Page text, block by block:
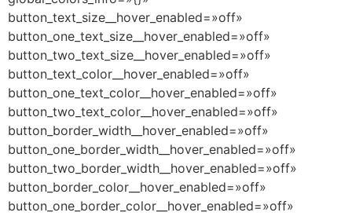
button_text_size__hover_enabled=»off»
button_one_text_size__hover_enabled=»off»
button_two_text_size__hover_enabled=»off»
button_text_color__hover_enabled=»off»
button_one_text_color__hover_enabled=»off»
button_two_text_color__hover_enabled=»off»
button_border_width__hover_enabled=»off»
button_one_border_width__hover_enabled=»off»
button_two_border_width__hover_enabled=»off»
button_border_color__hover_enabled=»off»
button_one_border_color__hover_enabled=»off»